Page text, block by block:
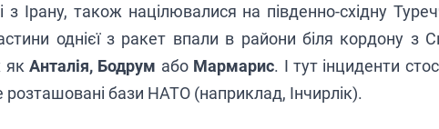
з Ірану, також націлювалися на південно-східну
однієї з ракет впали в райони біля кордону з
якАнталія, Бодрум або Мармарис. І тут інциденти
розташовані бази НАТО (наприклад, Інчирлік).